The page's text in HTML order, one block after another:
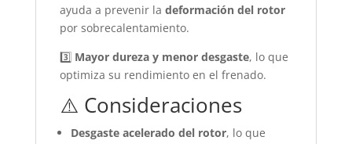
ayuda a prevenir la deformación del rotor
por sobrecalentamiento.
3️⃣ Mayor dureza y menor desgaste, lo que
optimiza su rendimiento en el frenado.
⚠️ Consideraciones
Desgaste acelerado del rotor, lo que